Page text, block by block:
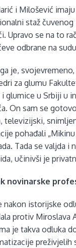
i Milošević
staž
Upravo se na to
odbrane na
je,
za glumu
glumice u Srbiji u
On sam se
televizijski,
pohađali
Tada se valjda
učinivši je
novinarske
nakon istorijske
protiv Miroslava
je takva odluka
preživjelih